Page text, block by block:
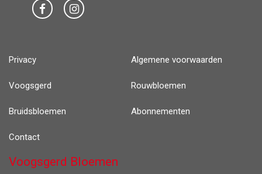
Privacy Algemene voorwaarden
Voogsgerd Rouwbloemen
Bruidsbloemen Abonnementen
Contact
Voogsgerd Bloemen